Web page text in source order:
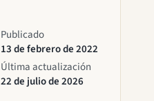
Publicado
13 de febrero de 2022
Última actualización
22 de julio de 2026